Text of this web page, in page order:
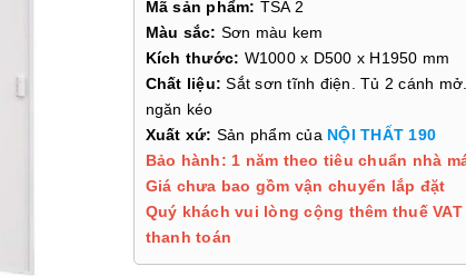
Mã sản phẩm: TSA 2
Màu sắc: Sơn màu kem
Kích thước: W1000 x D500 x H1950 mm
Chất liệu: Sắt sơn tĩnh điện. Tủ 2 cánh
ngăn kéo
Xuất xứ: Sản phẩm của NỘI THẤT 190
Bảo hành: 1 năm theo tiêu chuẩn nhà
Giá chưa bao gồm vận chuyển lắp đặt
Quý khách vui lòng cộng thêm thuế
thanh toán